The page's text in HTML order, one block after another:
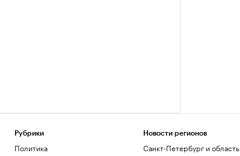
Рубрики
Политика
Новости регионов
Санкт-Петербург и область